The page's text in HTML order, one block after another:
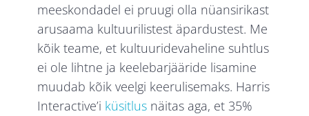
meeskondadel ei pruugi olla nüansirikast
arusaama kultuurilistest äpardustest. Me
kõik teame, et kultuuridevaheline suhtlus
ei ole lihtne ja keelebarjääride lisamine
muudab kõik veelgi keerulisemaks. Harris
Interactive’i küsitlus näitas aga, et 35%